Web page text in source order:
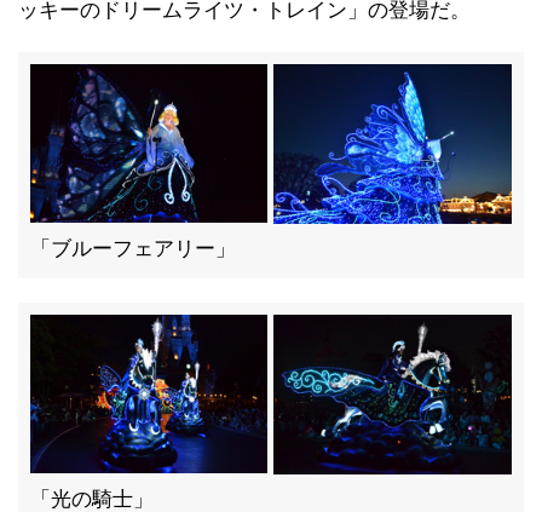
ッキーのドリームライツ・トレイン」の登場だ。
「ブルーフェアリー」
「光の騎士」